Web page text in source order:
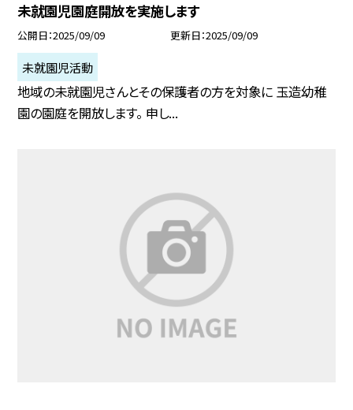
未就園児園庭開放を実施します
公開日 2025/09/09 更新日 2025/09/09
未就園児活動
地域の未就園児さんとその保護者の方を対象に 玉造幼稚
園の園庭を開放します。 申し...